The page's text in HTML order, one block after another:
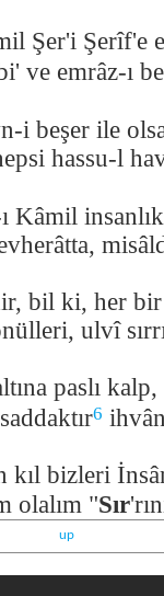
Şer'i Şerîf'e
ve emrâz-ı
i beşer ile
hassu-l
Kâmil
bil ki, her bir
ulvî
paslı
6
kıl bizleri
olalım "Sır
up